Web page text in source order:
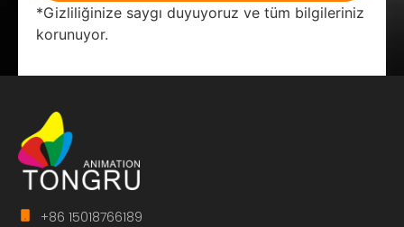
*Gizliliğinize saygı duyuyoruz ve tüm bilgileriniz
korunuyor.
+86 15018766189